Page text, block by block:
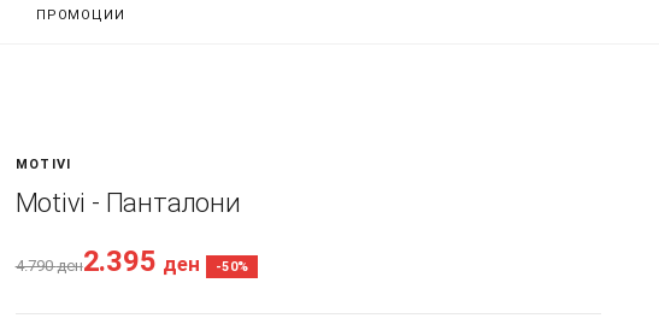
ПРОМОЦИИ
MOTIVI
Motivi - Панталони
4.790ден2.395 ден -50%